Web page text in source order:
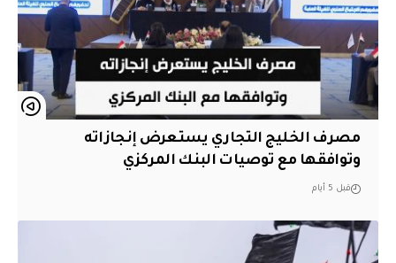
مصرف الخليج التجاري يستعرض إنجازاته
وتوافقها مع توصيات البنك المركزي
قبل 5 أيام